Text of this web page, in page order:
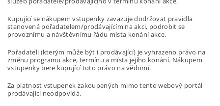
Kupující se nákupem vstupenky zavazuje dodržovat pravidla
stanovená pořadatelem/prodávajícím na akci, podrobit se
provoznímu a návštěvnímu řádu místa konání akce.
Pořadateli (kterým může být i prodávající) je vyhrazeno právo na
změnu programu akce, termínu a místa jejího konání. Nákupem
vstupenky bere kupující toto právo na vědomí.
Za platnost vstupenek zakoupených mimo tento webový portál
prodávající neodpovídá.